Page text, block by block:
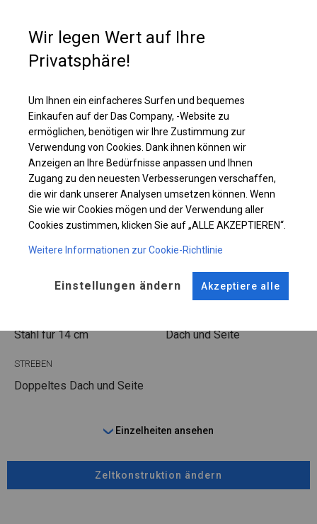
Einzelheiten ansehen
Plane ändern
KONSTRUKTION
POLAR PLUS
Stahl ca.fi 50 mm Stahl ca.fi 54 mm
Stahlfür 14 cm Dach und Seite
STREBEN
Doppeltes Dach und Seite
Einzelheiten ansehen
Zeltkonstruktion ändern
Wir legen Wert auf Ihre
Privatsphäre!
Um Ihnen ein einfacheres Surfen und bequemes
Einkaufen auf der Das Company, -Website zu
ermöglichen, benötigen wir Ihre Zustimmung zur
Verwendung von Cookies. Dank ihnen können wir
Anzeigen an Ihre Bedürfnisse anpassen und Ihnen
Zugang zu den neuesten Verbesserungen verschaffen,
die wir dank unserer Analysen umsetzen können. Wenn
Sie wie wir Cookies mögen und der Verwendung aller
Cookies zustimmen, klicken Sie auf „ALLE AKZEPTIEREN“.
Weitere Informationen zur Cookie-Richtlinie
Einstellungen ändern Akzeptiere alle